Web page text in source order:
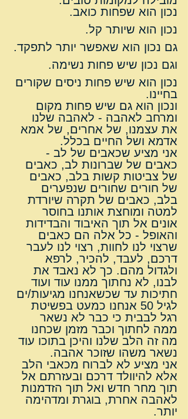
נכון הוא שפחות כואב.
נכון הוא שיותר קל.
גם נכון הוא שאפשר יותר לתפקד.
וגם נכון שיש פחות נשימה.
נכון הוא שיש פחות ניסים שקורים
בחיינו.
ונכון הוא גם שיש פחות מקום
ומרחב לאהבה - לאהבה שלנו
את עצמנו, של אחרים, של אמא
אדמא ושל החיים בכלל.
אני מציע שכאבים של לב -
כאבים של שברונות לב, כאבים
של צביטות קשות בלב, כאבים
של חורים שחורים שנפערים
בלב, כאבים של תקרה שיורדת
למטה ומוחצת אותנו בחוסר
אונים אל תוך האיבוד והבדידות
והאופל - כל אלה הם כאבים
שרצוי לנו לחוות, רצוי לנו לעבר
דרכם, לעבד, להכיר, לרפא
ולגדול מהם. כך לא נאבד את
לבנו, לא נחתוך ממנו עוד ועוד
חתיכות עד שכשאנחנו מגיעות/ים
לגיל 50 אנחנו כמעט בפשיטת
רגל לבבית כי כבר לא נשאר
ממה לחתוך וכבר מזמן שכחנו
מה זה הלב שלנו והיכן בתוכו עוד
נשאר משהו שזוכר אהבה.
אני מציע לא לברוח מכאבי הלב
אלא להיוולד דרכם ובעזרתם אל
תוך מחר חדש ואל תוך הזדמנות
לאהבה אחרת, בוגרת ומדהימה
יותר.